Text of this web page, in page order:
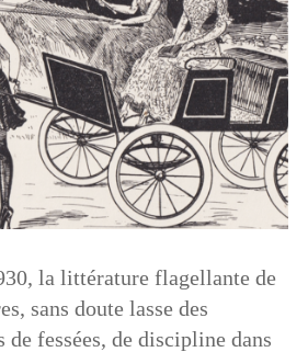
la littérature flagellante de
sans doute lasse des
fessées, de discipline dans